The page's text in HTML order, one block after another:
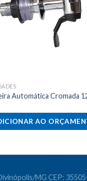
Automática Cromada
AO
MG CEP: